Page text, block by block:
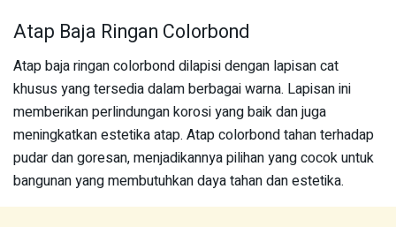
Atap Baja Ringan Colorbond
Atap baja ringan colorbond dilapisi dengan lapisan cat
khusus yang tersedia dalam berbagai warna. Lapisan ini
memberikan perlindungan korosi yang baik dan juga
meningkatkan estetika atap. Atap colorbond tahan terhadap
pudar dan goresan, menjadikannya pilihan yang cocok untuk
bangunan yang membutuhkan daya tahan dan estetika.